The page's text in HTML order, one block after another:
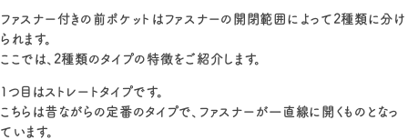
ファスナー付きの前ポケットはファスナーの開閉範囲によって2種類に分け
られます。
ここでは、2種類のタイプの特徴をご紹介します。
1つ目はストレートタイプです。
こちらは昔ながらの定番のタイプで、ファスナーが一直線に開くものとなっ
ています。